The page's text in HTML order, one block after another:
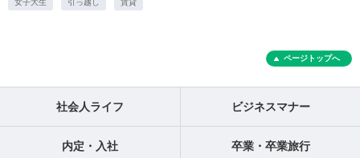
女子大生 引っ越し 賃貸
ページトップへ
社会人ライフ ビジネスマナー
内定・入社 卒業・卒業旅行